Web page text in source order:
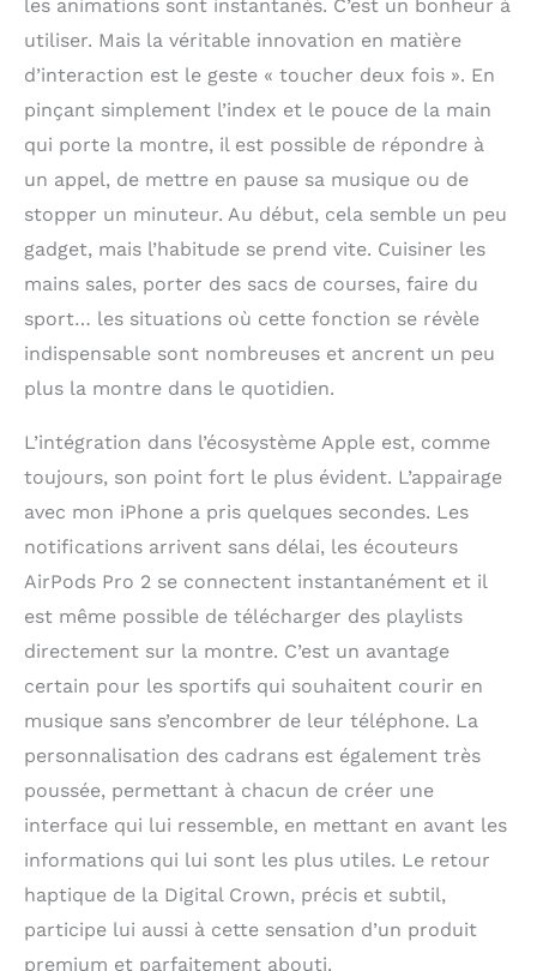
passez un appel,
écoutez de la musique
et des podcasts,
utilisez Siri et recevez
vos notifications, où
que vous soyez. L’Apple
fonctionne avec votre
iPhone ou un réseau
Wi-Fi pour vous
contact.
FONCTIONNALITÉS DE
SÉCURITÉ INNOVANTES
– Les fonctionnalités
Détection des accidents
peuvent vous mettre
automatiquement en
relation avec les
secours en cas de
mauvaise chute ou de
grave accident de
voiture. Appel d’urgence
vous permet d’appeler
les secours en appuyant
bouton*. La
fonctionnalité
Accompagnement
automatiquement vos
proches lorsque vous
INCROYABLE
RÉSISTANCE –
Résistance aux chutes
les animations sont instantanés. C’est un bonheur à
utiliser. Mais la véritable innovation en matière
d’interaction est le geste « toucher deux fois ». En
pinçant simplement l’index et le pouce de la main
qui porte la montre, il est possible de répondre à
un appel, de mettre en pause sa musique ou de
stopper un minuteur. Au début, cela semble un peu
gadget, mais l’habitude se prend vite. Cuisiner les
mains sales, porter des sacs de courses, faire du
sport… les situations où cette fonction se révèle
indispensable sont nombreuses et ancrent un peu
plus la montre dans le quotidien.
L’intégration dans l’écosystème Apple est, comme
toujours, son point fort le plus évident. L’appairage
avec mon iPhone a pris quelques secondes. Les
notifications arrivent sans délai, les écouteurs
AirPods Pro 2 se connectent instantanément et il
est même possible de télécharger des playlists
directement sur la montre. C’est un avantage
certain pour les sportifs qui souhaitent courir en
musique sans s’encombrer de leur téléphone. La
personnalisation des cadrans est également très
poussée, permettant à chacun de créer une
interface qui lui ressemble, en mettant en avant les
informations qui lui sont les plus utiles. Le retour
haptique de la Digital Crown, précis et subtil,
participe lui aussi à cette sensation d’un produit
premium et parfaitement abouti.